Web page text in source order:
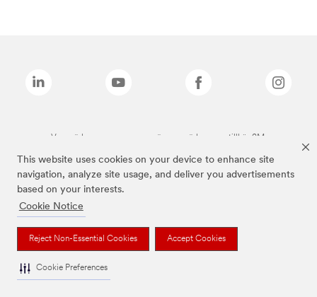
This website uses cookies on your device to enhance site
navigation, analyze site usage, and deliver you advertisements
based on your interests.
Cookie Notice
Reject Non-Essential Cookies Accept Cookies
Cookie Preferences
Varumärken som anges ovan är varumärken som tillhör 3M.